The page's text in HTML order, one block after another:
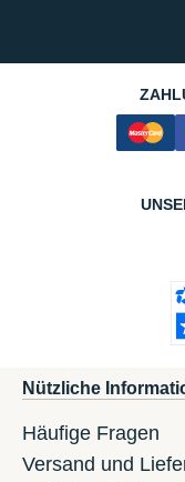
Nützliche
Häufige Fragen
Versand und